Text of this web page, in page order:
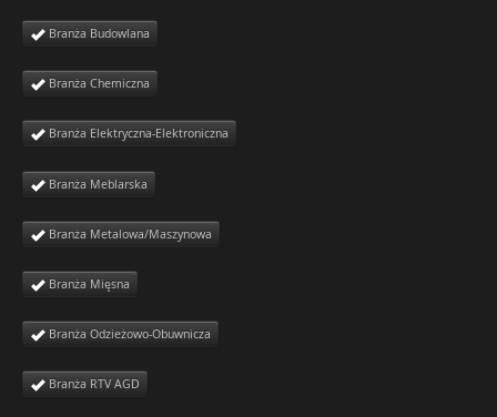
Branża Budowlana
Branża Chemiczna
Branża Elektryczna-Elektroniczna
Branża Meblarska
Branża Metalowa/Maszynowa
Branża Mięsna
Branża Odzieżowo-Obuwnicza
Branża RTV AGD